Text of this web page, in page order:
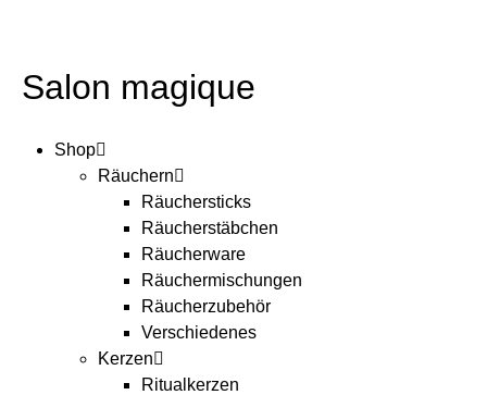
Salon magique
Shop
Räuchern
Räuchersticks
Räucherstäbchen
Räucherware
Räuchermischungen
Räucherzubehör
Verschiedenes
Kerzen
Ritualkerzen